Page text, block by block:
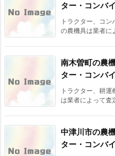
ター・コンバ
トラクター、コ
の農機具は業者に
南木曽町の農
ター・コンバ
トラクター、耕
は業者によって査
中津川市の農
ター・コンバ